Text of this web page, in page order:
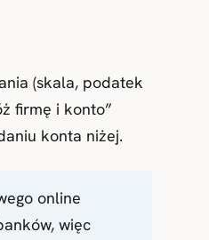
(skala, podatek
firmę i konto”
konta niżej.
online
więc